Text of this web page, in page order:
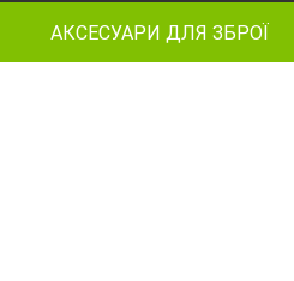
АКСЕСУАРИ ДЛЯ ЗБРОЇ